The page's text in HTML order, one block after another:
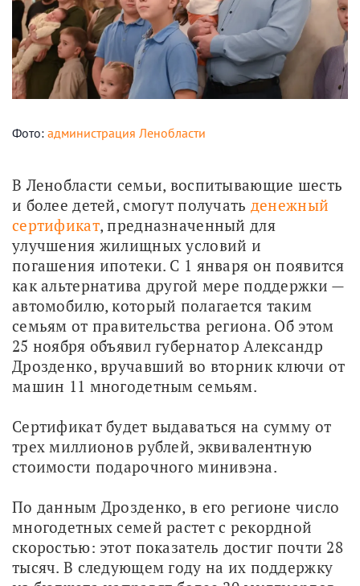
Фото: администрация Ленобласти
В Ленобласти семьи, воспитывающие шесть
и более детей, смогут получать денежный
сертификат, предназначенный для
улучшения жилищных условий и
погашения ипотеки. С 1 января он появится
как альтернатива другой мере поддержки —
автомобилю, который полагается таким
семьям от правительства региона. Об этом
25 ноября объявил губернатор Александр
Дрозденко, вручавший во вторник ключи от
машин 11 многодетным семьям.
Сертификат будет выдаваться на сумму от
трех миллионов рублей, эквивалентную
стоимости подарочного минивэна.
По данным Дрозденко, в его регионе число
многодетных семей растет с рекордной
скоростью: этот показатель достиг почти 28
тысяч. В следующем году на их поддержку